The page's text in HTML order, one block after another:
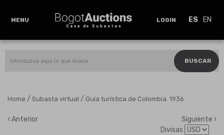
MENU LOGIN ES EN
BUSCAR
Home / Subasta virtual / Guía turística de Colombia. 1936
Anterior
Siguiente
Divisas